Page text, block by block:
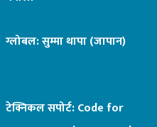
ग्लोबल: सुम्मा थापा (जापान)
टेक्निकल सपोर्ट:Code for